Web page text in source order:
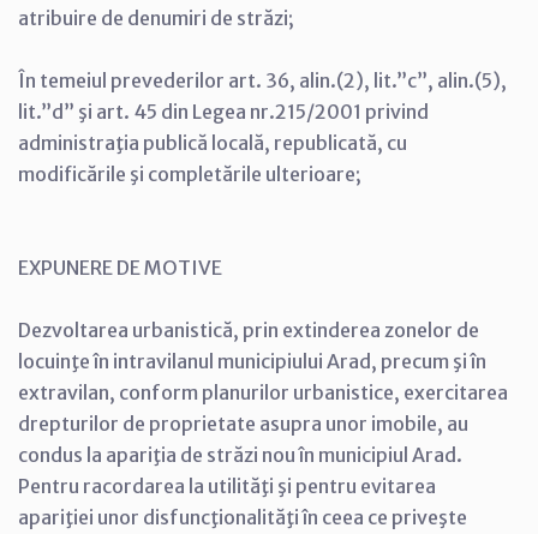
atribuire de denumiri de străzi;
În temeiul prevederilor art. 36, alin.(2), lit.”c”, alin.(5),
lit.”d” şi art. 45 din Legea nr.215/2001 privind
administraţia publică locală, republicată, cu
modificările şi completările ulterioare;
EXPUNERE DE MOTIVE
Dezvoltarea urbanistică, prin extinderea zonelor de
locuinţe în intravilanul municipiului Arad, precum şi în
extravilan, conform planurilor urbanistice, exercitarea
drepturilor de proprietate asupra unor imobile, au
condus la apariţia de străzi nou în municipiul Arad.
Pentru racordarea la utilităţi şi pentru evitarea
apariţiei unor disfuncţionalităţi în ceea ce priveşte